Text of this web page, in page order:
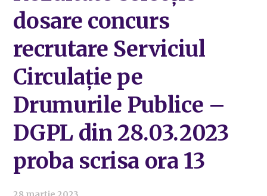
dosare concurs
recrutare Serviciul
Circulație pe
Drumurile Publice –
DGPL din 28.03.2023
proba scrisa ora 13